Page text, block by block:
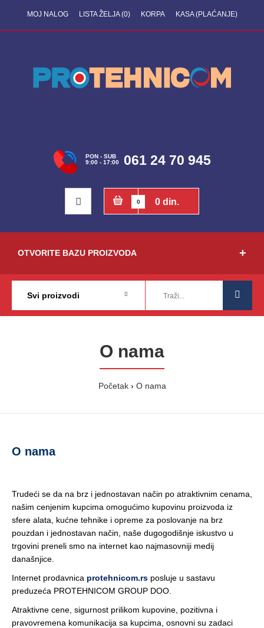
MOJ NALOG LISTA ŽELJA (0) KORPA KASA (PLAĆANJE)
PON - SUB
9:00 - 17:00
061 24 70 945
0 0 din.
OTVORITE BAZU PROIZVODA
O nama
Početak O nama
O nama
Trudeći se da na brz i jednostavan način po atraktivnim cenama,
našim cenjenim kupcima omogućimo kupovinu proizvoda iz
sfere alata, kućne tehnike i opreme za poslovanje na brz
pouzdan i jednostavan način, naše dugogodišnje iskustvo u
trgovini preneli smo na internet kao najmasovniji medij
današnjice.
Internet prodavnica protehnicom.rs posluje u sastavu
preduzeća PROTEHNICOM GROUP DOO.
Atraktivne cene, sigurnost prilikom kupovine, pozitivna i
pravovremena komunikacija sa kupcima, osnovni su zadaci